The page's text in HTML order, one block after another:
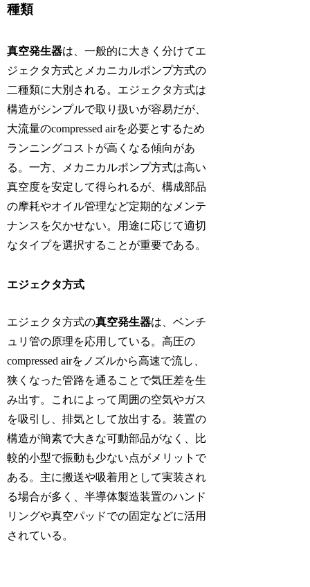
種類
真空発生器は、一般的に大きく分けてエ
ジェクタ方式とメカニカルポンプ方式の
二種類に大別される。エジェクタ方式は
構造がシンプルで取り扱いが容易だが、
大流量のcompressed airを必要とするため
ランニングコストが高くなる傾向があ
る。一方、メカニカルポンプ方式は高い
真空度を安定して得られるが、構成部品
の摩耗やオイル管理など定期的なメンテ
ナンスを欠かせない。用途に応じて適切
なタイプを選択することが重要である。
エジェクタ方式
エジェクタ方式の真空発生器は、ベンチ
ュリ管の原理を応用している。高圧の
compressed airをノズルから高速で流し、
狭くなった管路を通ることで気圧差を生
み出す。これによって周囲の空気やガス
を吸引し、排気として放出する。装置の
構造が簡素で大きな可動部品がなく、比
較的小型で振動も少ない点がメリットで
ある。主に搬送や吸着用として実装され
る場合が多く、半導体製造装置のハンド
リングや真空パッドでの固定などに活用
されている。